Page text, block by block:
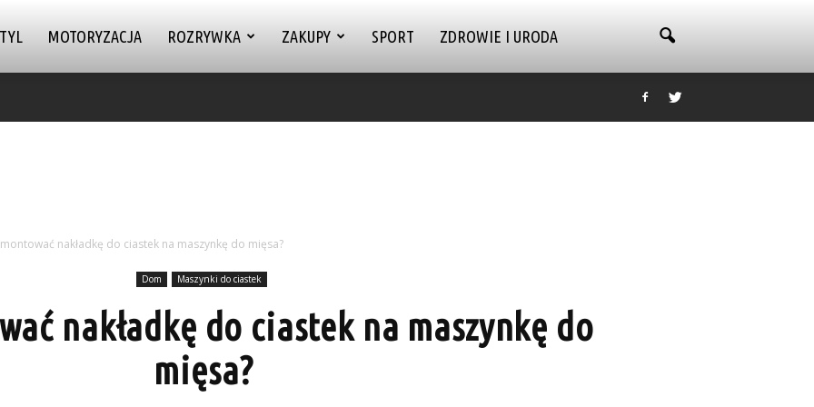
MOTORYZACJA ROZRYWKA ZAKUPY SPORT ZDROWIE I URODA
nakładkę do ciastek na maszynkę do mięsa?
Dom Maszynki do ciastek
nakładkę do ciastek na maszynkę do
mięsa?